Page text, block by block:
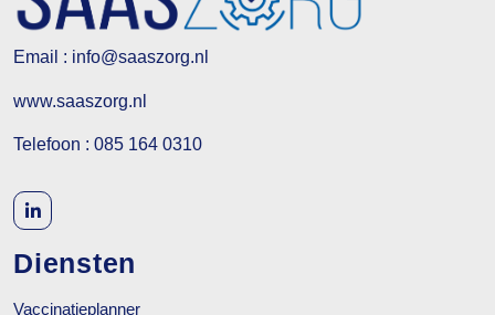
Email : info@saaszorg.nl
www.saaszorg.nl
Telefoon : 085 164 0310
Diensten
Vaccinatieplanner